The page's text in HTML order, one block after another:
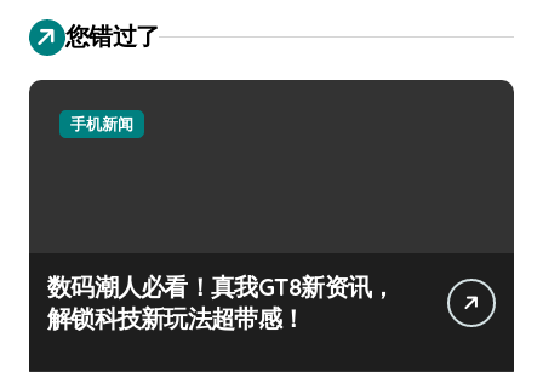
您错过了
手机新闻
数码潮人必看！真我GT8新资讯，
解锁科技新玩法超带感！